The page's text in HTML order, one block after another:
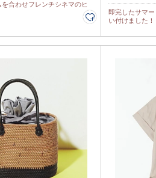
合わせフレンチシネマのヒ
即完したサマ
い付けました！